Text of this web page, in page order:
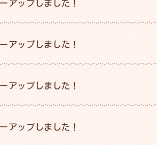
アップしました！
アップしました！
アップしました！
アップしました！